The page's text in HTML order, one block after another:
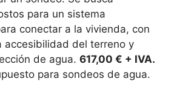
para un sistema
conectar a la vivienda, con
accesibilidad del terreno y
de agua. 617,00 € + IVA.
para sondeos de agua.